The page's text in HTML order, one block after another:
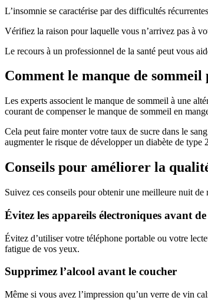
L’insomnie se caractérise par des difficultés
Vérifiez la raison pour laquelle vous n’arrivez pas à
Le recours à un professionnel de la santé peut vous
Comment le manque de
Les experts associent le manque de sommeil à une
courant de compenser le manque de sommeil en
Cela peut faire monter votre taux de sucre dans le
augmenter le risque de développer un diabète de type
Conseils pour améliorer la
Suivez ces conseils pour obtenir une meilleure nuit de
Évitez les appareils électroniques avant
Évitez d’utiliser votre téléphone portable ou votre
fatigue de vos yeux.
Supprimez l’alcool avant le coucher
Même si vous avez l’impression qu’un verre de vin